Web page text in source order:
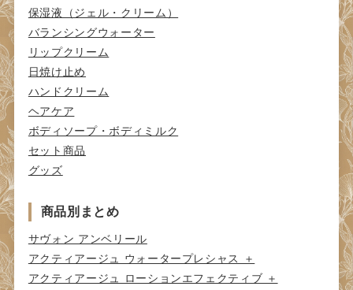
保湿液（ジェル・クリーム）
バランシングウォーター
リップクリーム
日焼け止め
ハンドクリーム
ヘアケア
ボディソープ・ボディミルク
セット商品
グッズ
商品別まとめ
サヴォン アンベリール
アクティアージュ ウォータープレシャス ＋
アクティアージュ ローションエフェクティブ ＋